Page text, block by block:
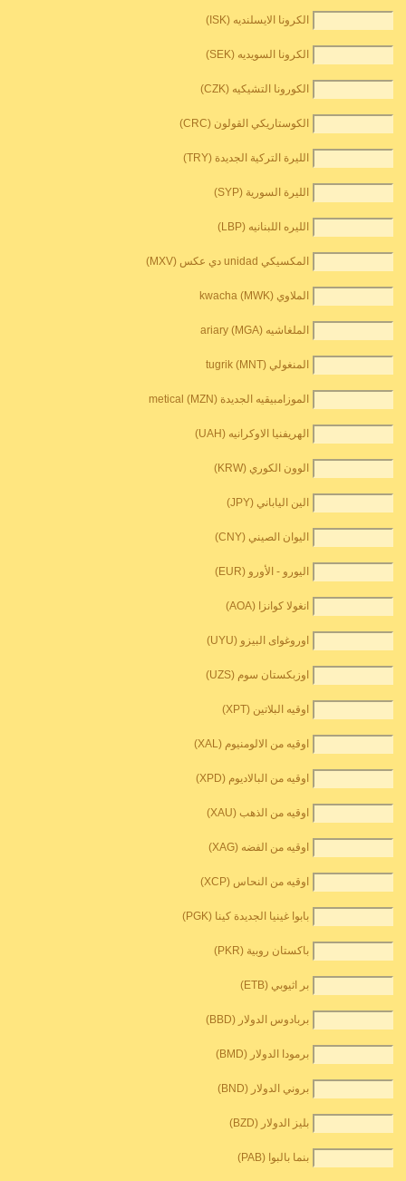
الكرونا الايسلنديه (ISK)
الكرونا السويديه (SEK)
الكورونا التشيكيه (CZK)
الكوستاريكي القولون (CRC)
الليرة التركية الجديدة (TRY)
الليرة السورية (SYP)
الليره اللبنانيه (LBP)
المكسيكي unidad دي عكس (MXV)
الملاوي kwacha (MWK)
الملغاشيه ariary (MGA)
المنغولي tugrik (MNT)
الموزامبيقيه الجديدة metical (MZN)
الهريفنيا الاوكرانيه (UAH)
الوون الكوري (KRW)
الين الياباني (JPY)
اليوان الصيني (CNY)
اليورو - الأورو (EUR)
انغولا كوانزا (AOA)
اوروغواى البيزو (UYU)
اوزبكستان سوم (UZS)
اوقيه البلاتين (XPT)
اوقيه من الالومنيوم (XAL)
اوقيه من البالاديوم (XPD)
اوقيه من الذهب (XAU)
اوقيه من الفضه (XAG)
اوقيه من النحاس (XCP)
بابوا غينيا الجديدة كينا (PGK)
باكستان روبية (PKR)
بر اثيوبي (ETB)
بربادوس الدولار (BBD)
برمودا الدولار (BMD)
بروني الدولار (BND)
بليز الدولار (BZD)
بنما بالبوا (PAB)